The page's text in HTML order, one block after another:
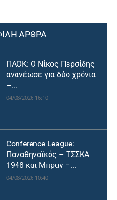
ΑΡΘΡΑ
ΠΑΟΚ: Ο Νίκος Περσίδης
ανανέωσε για δύο χρόνια
–...
04/08/2026 16:10
Conference League:
Παναθηναϊκός – ΤΣΣΚΑ
1948 και Μπραν –...
04/08/2026 10:40